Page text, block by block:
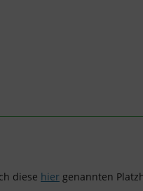
diese hier genannten